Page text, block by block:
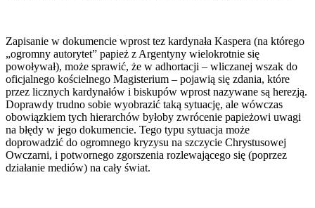
Zapisanie w dokumencie wprost tez kardynała Kaspera (na którego
„ogromny autorytet” papież z Argentyny wielokrotnie się
powoływał), może sprawić, że w adhortacji – wliczanej wszak do
oficjalnego kościelnego Magisterium – pojawią się zdania, które
przez licznych kardynałów i biskupów wprost nazywane są herezją.
Doprawdy trudno sobie wyobrazić taką sytuację, ale wówczas
obowiązkiem tych hierarchów byłoby zwrócenie papieżowi uwagi
na błędy w jego dokumencie. Tego typu sytuacja może
doprowadzić do ogromnego kryzysu na szczycie Chrystusowej
Owczarni, i potwornego zgorszenia rozlewającego się (poprzez
działanie mediów) na cały świat.